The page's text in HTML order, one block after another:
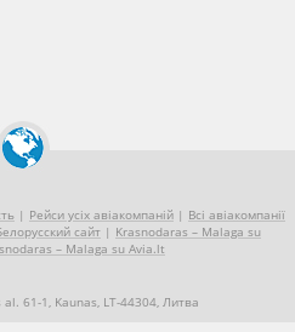
| Рейси усіх авіакомпаній | Всі авіакомпанії
сайт | Krasnodaras – Malaga su
– Malaga su Avia.lt
61-1, Kaunas, LT-44304, Литва